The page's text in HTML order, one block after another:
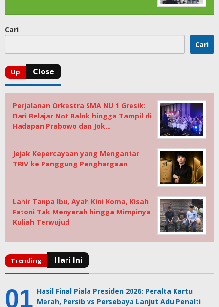
Cari
Cari
Perjalanan Orkestra SMA NU 1 Gresik:
Dari Belajar Not Balok hingga Tampil di
Hadapan Prabowo dan Jok…
Jejak Kepercayaan yang Mengantar
TRIV ke Panggung Penghargaan
Lahir Tanpa Ibu, Ayah Kini Koma, Kisah
Fatoni Tak Menyerah hingga Mimpinya
Kuliah Terwujud
Hasil Final Piala Presiden 2026: Peralta Kartu
Merah, Persib vs Persebaya Lanjut Adu Penalti